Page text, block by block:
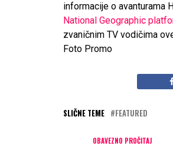
informacije o avanturama
National Geographic
zvaničnim TV vodičima
Foto Promo
SLIČNE TEME FEATURED
OBAVEZNO PROČITAJ